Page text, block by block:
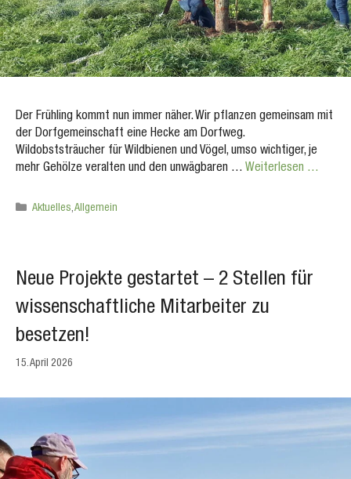
Der Frühling kommt nun immer näher. Wir pflanzen gemeinsam mit
der Dorfgemeinschaft eine Hecke am Dorfweg.
Wildobststräucher für Wildbienen und Vögel, umso wichtiger, je
mehr Gehölze veralten und den unwägbaren … Weiterlesen …
Kategorien
Aktuelles,Allgemein
Neue Projekte gestartet – 2 Stellen für
wissenschaftliche Mitarbeiter zu
besetzen!
15. April 2026